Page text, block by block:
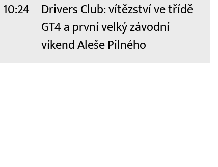
10:24
Drivers Club: vítězství ve třídě
GT4 a první velký závodní
víkend Aleše Pilného